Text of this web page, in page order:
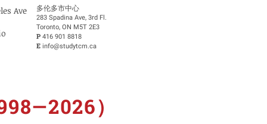
​多伦多市中心
283 Spadina Ave, 3rd Fl.
Toronto, ON M5T 2E3
P 416 901 8818
E info@studytcm.ca
Ave
）